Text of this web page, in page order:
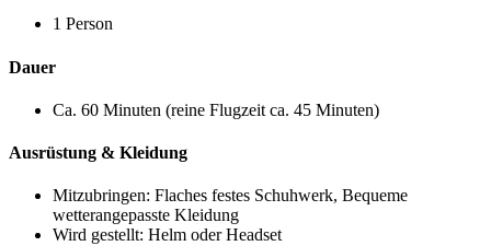
1 Person
Dauer
Ca. 60 Minuten (reine Flugzeit ca. 45 Minuten)
Ausrüstung & Kleidung
Mitzubringen: Flaches festes Schuhwerk, Bequeme
wetterangepasste Kleidung
Wird gestellt: Helm oder Headset